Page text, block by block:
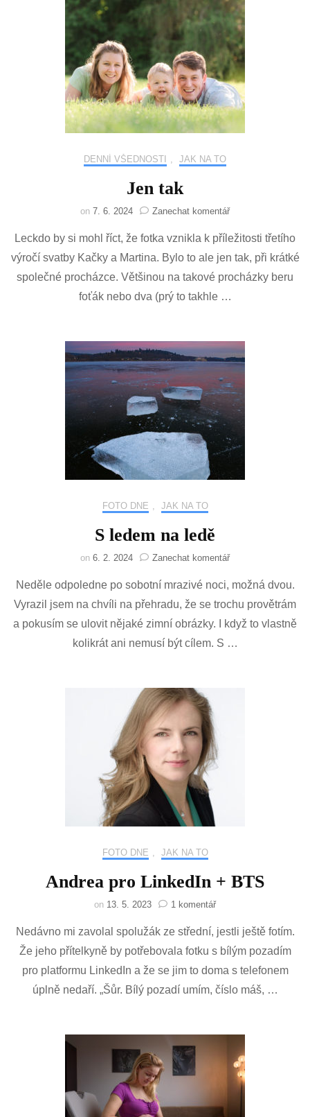
DENNÍ VŠEDNOSTI JAK NA TO
Jen tak
on 7. 6. 2024 Zanechat komentářna
tak
Leckdo by si mohl říct, že fotka vznikla k příležitosti třetího
výročí svatby Kačky a Martina. Bylo to ale jen tak, při krátké
společné procházce. Většinou na takové procházky beru
foťák nebo dva (prý to takhle …
FOTO DNE JAK NA TO
S ledem na ledě
on 6. 2. 2024 Zanechat komentářna
ledem
na
Neděle odpoledne po sobotní mrazivé noci, možná dvou.
Vyrazil jsem na chvíli na přehradu, že se trochu provětrám
a pokusím se ulovit nějaké zimní obrázky. I když to vlastně
kolikrát ani nemusí být cílem. S …
FOTO DNE JAK NA TO
Andrea pro LinkedIn + BTS
on 13. 5. 2023 1 komentářu
s
názvem
Andrea
pro
LinkedIn
Nedávno mi zavolal spolužák ze střední, jestli ještě fotím.
Že jeho přítelkyně by potřebovala fotku s bílým pozadím
pro platformu LinkedIn a že se jim to doma s telefonem
úplně nedaří. „Šůr. Bílý pozadí umím, číslo máš, …